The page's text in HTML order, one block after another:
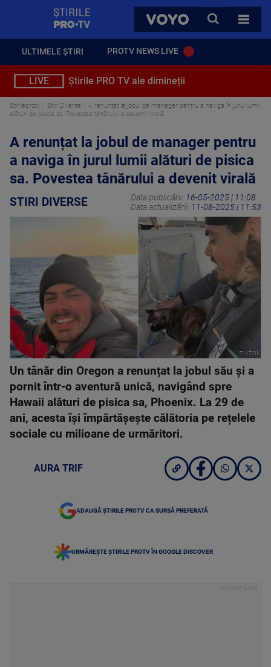
VOYO
CAUTA
TOATE
ULTIMELE ȘTIRI PROTV NEWS LIVE
LIVE Știrile PRO TV ale dimineții
Stirileprotv Stiri Diverse
A renunțat la jobul de manager pentru a naviga în jurul lumii
alături de pisica sa. Povestea tânărului a devenit virală
A renunțat la jobul de manager pentru
a naviga în jurul lumii alături de pisica
sa. Povestea tânărului a devenit virală
STIRI DIVERSE Data publicării: 16-05-2025 | 11:08
Data actualizării: 11-08-2025 | 11:53
TIKTOK
Un tânăr din Oregon a renunțat la jobul său și a
pornit într-o aventură unică, navigând spre
Hawaii alături de pisica sa, Phoenix. La 29 de
ani, acesta își împărtășește călătoria pe rețelele
sociale cu milioane de urmăritori.
AURA TRIF
ADAUGĂ ȘTIRILE PROTV CA SURSĂ PREFERATĂ
URMĂREȘTE ȘTIRILE PROTV ÎN GOOGLE DISCOVER